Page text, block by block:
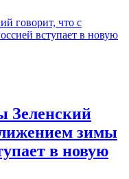
Зеленский
зимы
в новую